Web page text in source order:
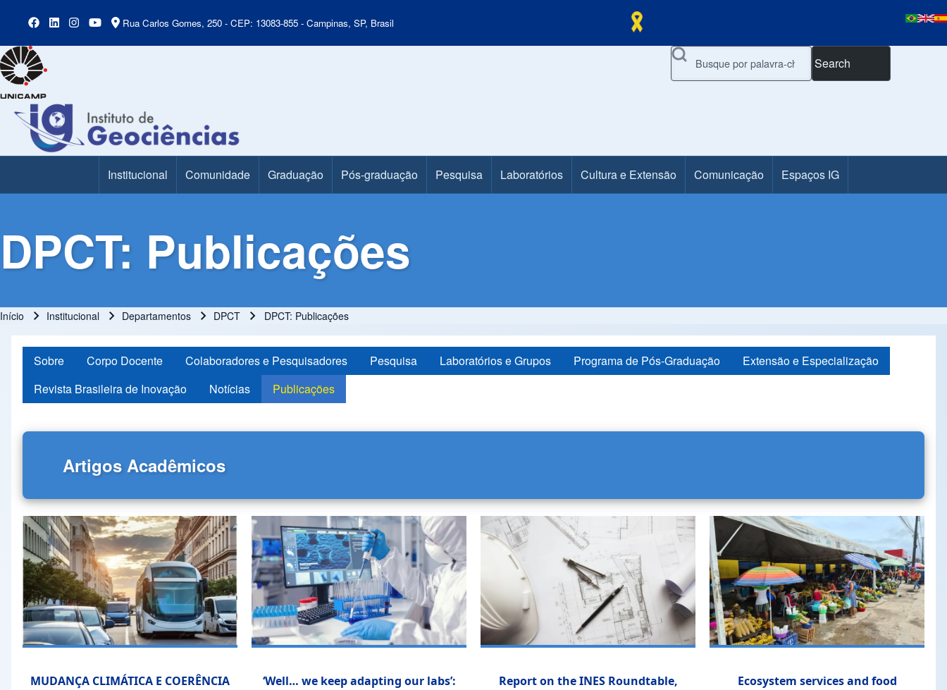
Rua Carlos Gomes, 250 - CEP: 13083-855 - Campinas, SP, Brasil
Search
Main MenuInstitucional Comunidade Graduação Pós-graduação Pesquisa Laboratórios Cultura e Extensão Comunicação Espaços IG
DPCT: Publicações
Trilha de navegação
Início Institucional Departamentos DPCT DPCT: Publicações
Sobre Corpo Docente Colaboradores e Pesquisadores Pesquisa Laboratórios e Grupos Programa de Pós-Graduação
Extensão e Especialização
Revista Brasileira de Inovação
Notícias Publicações
Artigos Acadêmicos
MUDANÇA CLIMÁTICA E COERÊNCIA
‘Well… we keep adapting our labs’:
Report on the INES Roundtable,
Ecosystem services and food